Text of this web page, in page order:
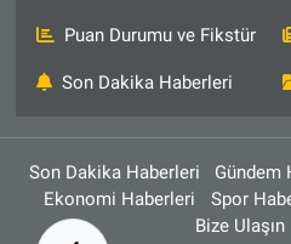
Puan Durumu ve Fikstür
Son Dakika Haberleri
Son Dakika Haberleri Gündem
Ekonomi Haberleri
Spor
Bize Ulaşın